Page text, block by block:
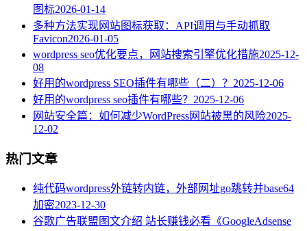
图标2026-01-14
多种方法实现网站图标获取：API调用与手动抓取
Favicon2026-01-05
wordpress seo优化要点，网站搜索引擎优化措施2025-12-
08
好用的wordpress SEO插件有哪些（二）？ 2025-12-06
好用的wordpress seo插件有哪些？ 2025-12-06
网站安全篇：如何减少WordPress网站被黑的风险2025-
12-02
热门文章
纯代码wordpress外链转内链，外部网址go跳转并base64
加密2023-12-30
谷歌广告联盟图文介绍 站长赚钱必看《GoogleAdsense